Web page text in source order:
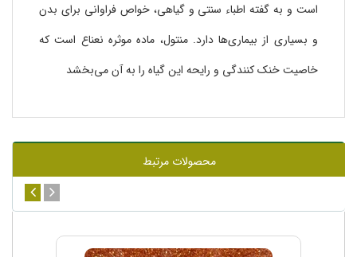
است و به گفته‌ اطباء سنتی و گیاهی، خواص فراوانی برای بدن
و بسیاری از بیماری‌ها دارد. منتول، ماده موثره نعناع است که
خاصیت خنک کنندگی و رایحه‌ این گیاه را به آن می‌بخشد
محصولات مرتبط